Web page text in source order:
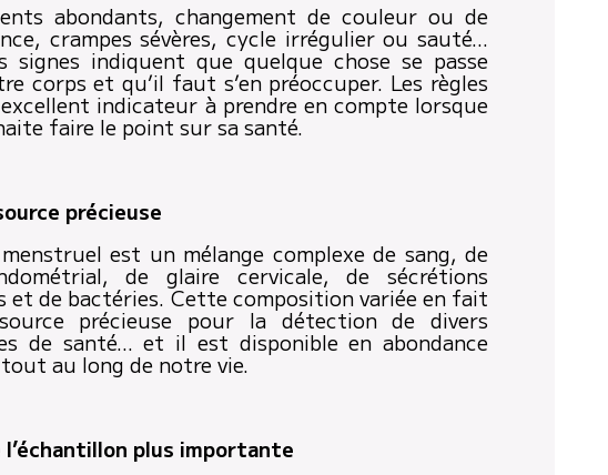
abondants, changement de couleur ou de
crampes sévères, cycle irrégulier ou sauté…
signes indiquent que quelque chose se passe
corps et qu’il faut s’en préoccuper. Les règles
indicateur à prendre en compte lorsque
faire le point sur sa santé.
précieuse
est un mélange complexe de sang, de
de glaire cervicale, de sécrétions
et de bactéries. Cette composition variée en fait
précieuse pour la détection de divers
de santé… et il est disponible en abondance
au long de notre vie.
l’échantillon plus importante